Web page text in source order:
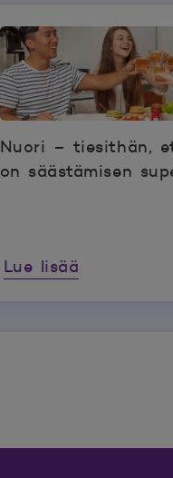
Nuori – tiesithän,
on säästämisen
Lue lisää